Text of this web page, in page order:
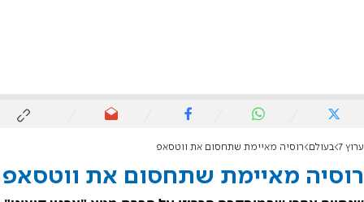
ערוץ 7 בעולם רוסיה מאיימת שתחסום את ווטסאפ
רוסיה מאיימת שתחסום את ווטסאפ